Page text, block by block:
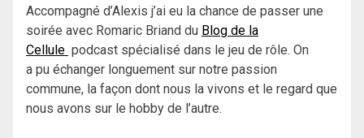
Accompagné d’Alexis j’ai eu la chance de passer une
soirée avec Romaric Briand du Blog de la
Cellule podcast spécialisé dans le jeu de rôle. On
a pu échanger longuement sur notre passion
commune, la façon dont nous la vivons et le regard que
nous avons sur le hobby de l’autre.